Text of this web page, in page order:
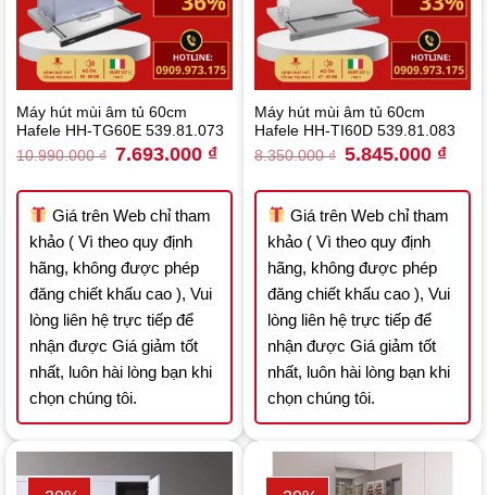
Máy hút mùi âm tủ 60cm
Hafele HH-TG60E 539.81.073
10.990.000₫ Original
price
10.990.000 ₫.
7.693.000 ₫Current
7.693.000 ₫.
Giá trên Web chỉ tham
khảo ( Vì theo quy định
hãng, không được phép
đăng chiết khấu cao ), Vui
lòng liên hệ trực tiếp để
nhận được Giá giảm tốt
nhất, luôn hài lòng bạn khi
chọn chúng tôi.
Máy hút mùi âm tủ 60cm
Hafele HH-TI60D 539.81.083
8.350.000₫ Original
price
8.350.000 ₫.
5.845.000 ₫
Giá trên Web chỉ tham
khảo ( Vì theo quy định
hãng, không được phép
đăng chiết khấu cao ), Vui
lòng liên hệ trực tiếp để
nhận được Giá giảm tốt
nhất, luôn hài lòng bạn khi
chọn chúng tôi.